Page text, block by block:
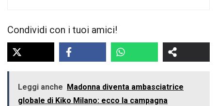
Condividi con i tuoi amici!
Leggi anche Madonna diventa ambasciatrice
globale di Kiko Milano: ecco la campagna